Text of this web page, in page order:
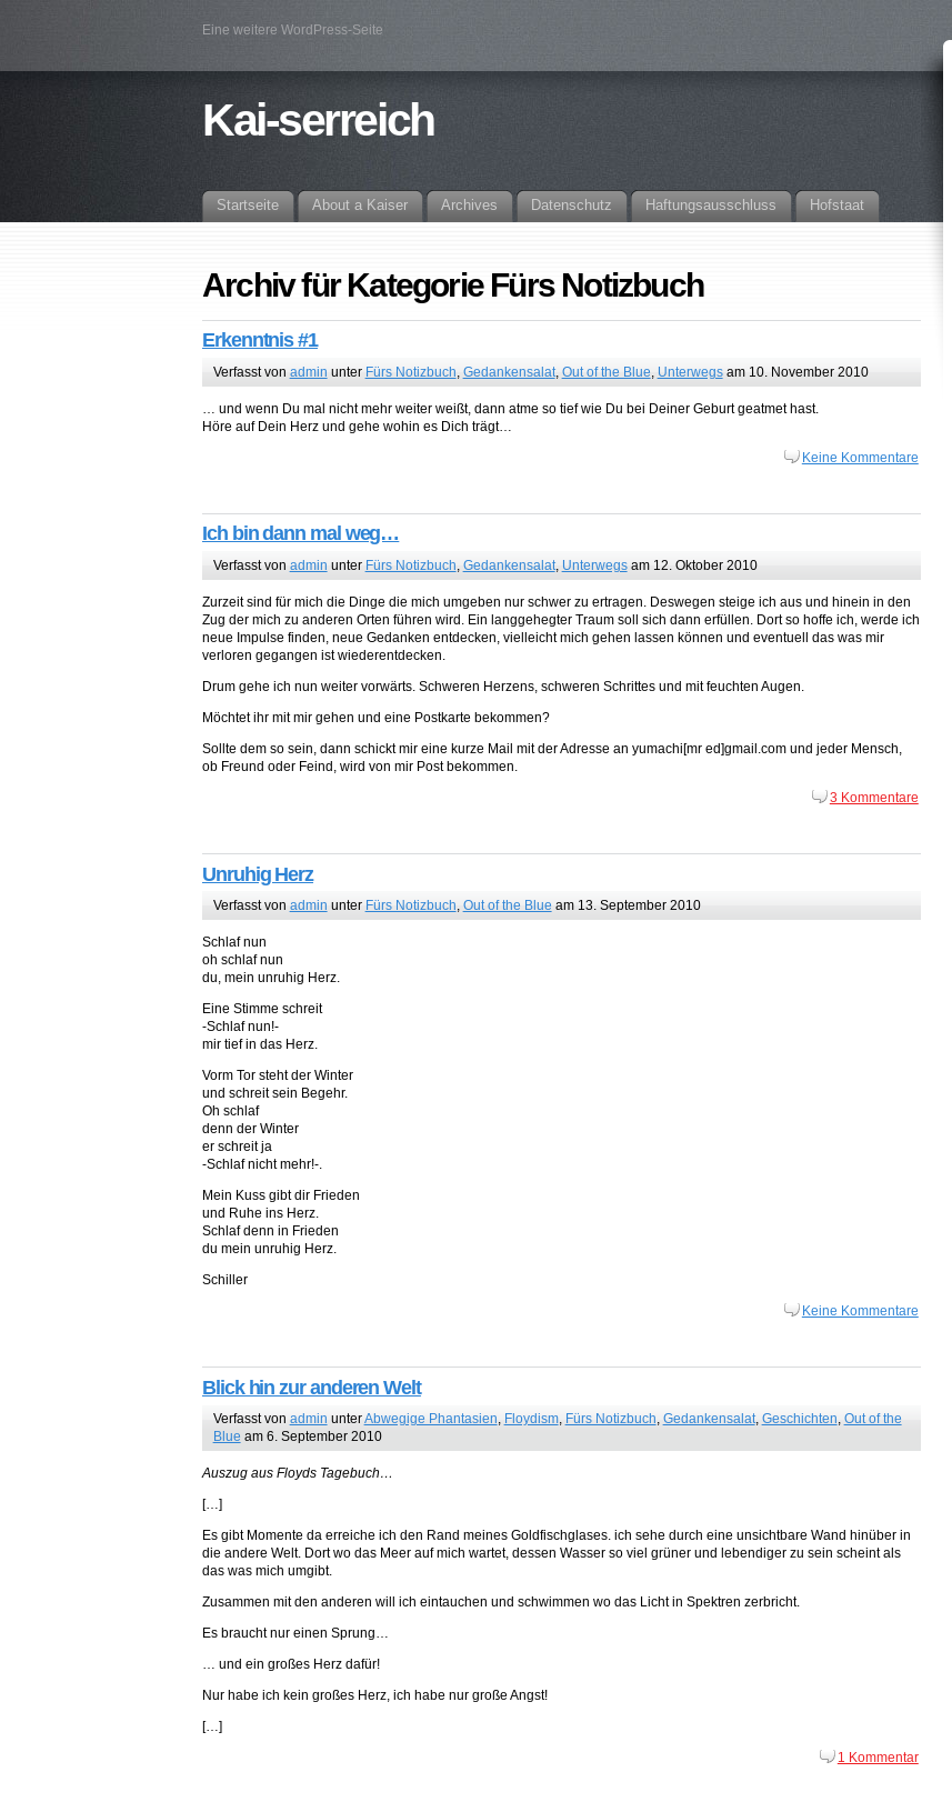
Eine weitere WordPress-Seite
Kai-serreich
Startseite About a Kaiser Archives Datenschutz Haftungsausschluss Hofstaat
Archiv für Kategorie Fürs Notizbuch
Erkenntnis #1
Verfasst von admin unter Fürs Notizbuch Gedankensalat, Out of the Blue, Unterwegsam 10. November 2010
… und wenn Du mal nicht mehr weiter weißt, dann atme so tief wie Du bei Deiner Geburt geatmet hast.
Höre auf Dein Herz und gehe wohin es Dich trägt…
Keine Kommentare
Ich bin dann mal weg…
Verfasst von admin unter Fürs Notizbuch, Gedankensalat, Unterwegsam 12. Oktober 2010
Zurzeit sind für mich die Dinge die mich umgeben nur schwer zu ertragen. Deswegen steige ich aus und hinein in den
Zug der mich zu anderen Orten führen wird. Ein langgehegter Traum soll sich dann erfüllen. Dort so hoffe ich, werde ich
neue Impulse finden, neue Gedanken entdecken, vielleicht mich gehen lassen können und eventuell das was mir
verloren gegangen ist wiederentdecken.
Drum gehe ich nun weiter vorwärts. Schweren Herzens, schweren Schrittes und mit feuchten Augen.
Möchtet ihr mit mir gehen und eine Postkarte bekommen?
Sollte dem so sein, dann schickt mir eine kurze Mail mit der Adresse an yumachi[mr ed]gmail.com und jeder Mensch,
ob Freund oder Feind, wird von mir Post bekommen.
3 Kommentare
Unruhig Herz
Verfasst von admin unter Fürs Notizbuch, Out of the Blueam 13. September 2010
Schlaf nun
oh schlaf nun
du, mein unruhig Herz.
Eine Stimme schreit
-Schlaf nun!-
mir tief in das Herz.
Vorm Tor steht der Winter
und schreit sein Begehr.
Oh schlaf
denn der Winter
er schreit ja
-Schlaf nicht mehr!-.
Mein Kuss gibt dir Frieden
und Ruhe ins Herz.
Schlaf denn in Frieden
du mein unruhig Herz.
Schiller
Keine Kommentare
Blick hin zur anderen Welt
Verfasst von admin unterAbwegige Phantasien, Floydism, Fürs Notizbuch, Gedankensalat, Geschichten, Out of the
Blue am 6. September 2010
Auszug aus Floyds Tagebuch…
[…]
Es gibt Momente da erreiche ich den Rand meines Goldfischglases. ich sehe durch eine unsichtbare Wand hinüber in
die andere Welt. Dort wo das Meer auf mich wartet, dessen Wasser so viel grüner und lebendiger zu sein scheint als
das was mich umgibt.
Zusammen mit den anderen will ich eintauchen und schwimmen wo das Licht in Spektren zerbricht.
Es braucht nur einen Sprung…
… und ein großes Herz dafür!
Nur habe ich kein großes Herz, ich habe nur große Angst!
[…]
1 Kommentar